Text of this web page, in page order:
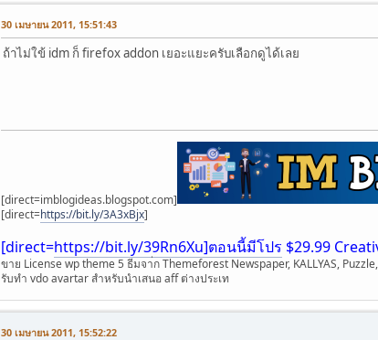
30 เมษายน 2011, 15:51:43
ถ้าไม่ใข้ idm ก็ firefox addon เยอะแยะครับเลือกดูได้เลย
[direct=imblogideas.blogspot.com]
[direct=https://bit.ly/3A3xBjx]
[direct=https://bit.ly/39Rn6Xu]ตอนนี้มีโปร $29.99
ขาย License wp theme 5 ธีมจา่ก Themeforest Newspaper, KALLYAS,
รับทำ vdo avartar สำหรับนำเสนอ aff ต่างประเท
30 เมษายน 2011, 15:52:22